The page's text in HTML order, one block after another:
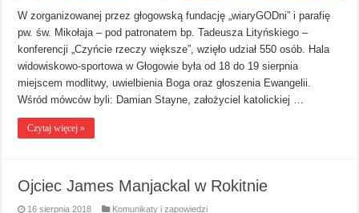
W zorganizowanej przez głogowską fundację „wiaryGODni” i parafię
pw. św. Mikołaja – pod patronatem bp. Tadeusza Lityńskiego –
konferencji „Czyńcie rzeczy większe”, wzięło udział 550 osób. Hala
widowiskowo-sportowa w Głogowie była od 18 do 19 sierpnia
miejscem modlitwy, uwielbienia Boga oraz głoszenia Ewangelii.
Wśród mówców byli: Damian Stayne, założyciel katolickiej …
Czytaj więcej »
Ojciec James Manjackal w Rokitnie
16 sierpnia 2018 Komunikaty i zapowiedzi